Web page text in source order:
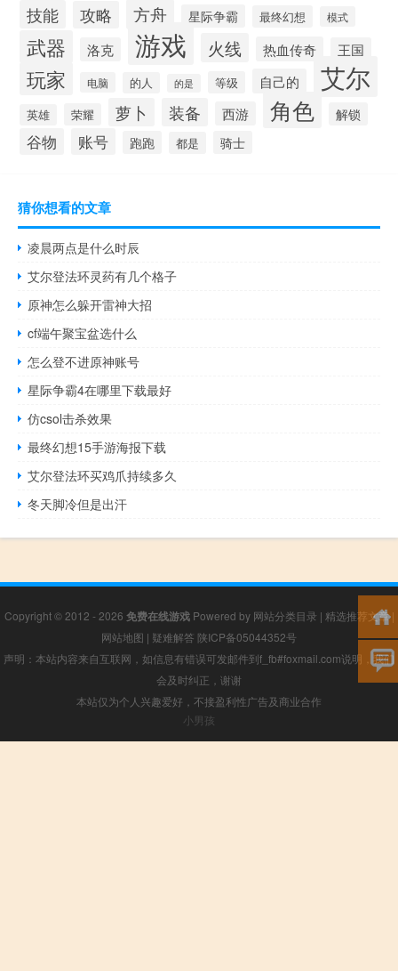
技能 攻略 方舟 星际争霸 最终幻想 模式
武器 洛克 游戏 火线 热血传奇 王国
玩家 电脑 的人 的是 等级 自己的 艾尔
英雄 荣耀 萝卜 装备 西游 角色 解锁
谷物 账号 跑跑 都是 骑士
猜你想看的文章
凌晨两点是什么时辰
艾尔登法环灵药有几个格子
原神怎么躲开雷神大招
cf端午聚宝盆选什么
怎么登不进原神账号
星际争霸4在哪里下载最好
仿csol击杀效果
最终幻想15手游海报下载
艾尔登法环买鸡爪持续多久
冬天脚冷但是出汗
Copyright © 2012 - 2026 免费在线游戏Powered by 网站分类目录 | 精选推荐文章|
网站地图 | 疑难解答 陕ICP备05044352号
声明：本站内容来自互联网，如信息有错误可发邮件到f_fb#foxmail.com说明，我们
会及时纠正，谢谢
本站仅为个人兴趣爱好，不接盈利性广告及商业合作
小男孩